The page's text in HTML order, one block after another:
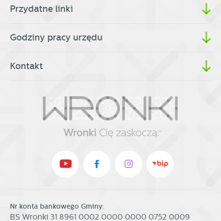
Przydatne linki
Godziny pracy urzędu
Kontakt
Nr konta bankowego Gminy:
BS Wronki 31 8961 0002 0000 0000 0752 0009
w charakterze pośredników prezentujących nasze treści w